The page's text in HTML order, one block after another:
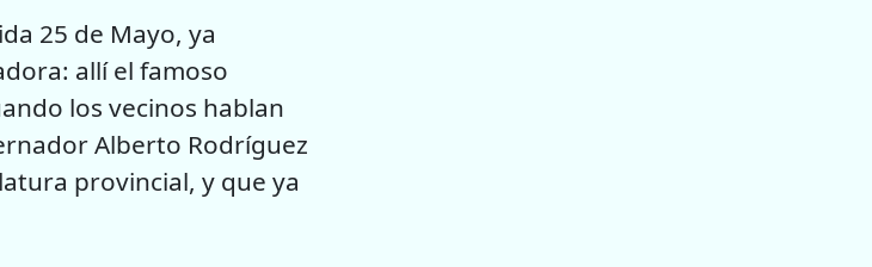
25 de Mayo, ya
allí el famoso
los vecinos hablan
Alberto Rodríguez
provincial, y que ya